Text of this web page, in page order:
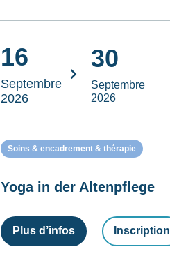
16
Septembre
2026
30
Septembre
2026
Soins & encadrement & thérapie
Yoga in der Altenpflege
Plus d’infos Inscription